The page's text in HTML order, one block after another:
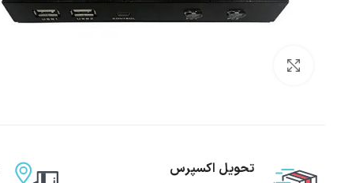
تحویل اکسپرس